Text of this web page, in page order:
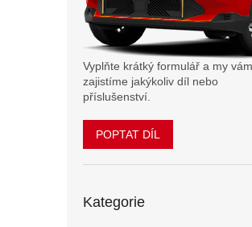
Vyplňte krátký formulář a my vám
zajistíme jakýkoliv díl nebo
příslušenství.
POPTAT DÍL
kategorie
Kategorie